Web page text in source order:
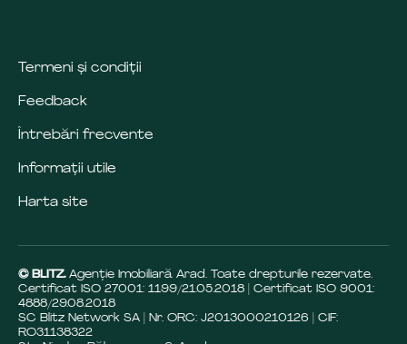
Termeni și condiții
Feedback
Întrebări frecvente
Informații utile
Harta site
© BLITZ. Agenție Imobiliară Arad. Toate drepturile rezervate.
Certificat ISO 27001: 1199/21.05.2018 | Certificat ISO 9001:
4888/29.08.2018
SC Blitz Network SA | Nr. ORC: J2013000210126 | CIF:
RO31138322